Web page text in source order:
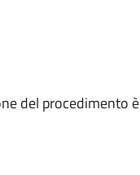
del procedimento è